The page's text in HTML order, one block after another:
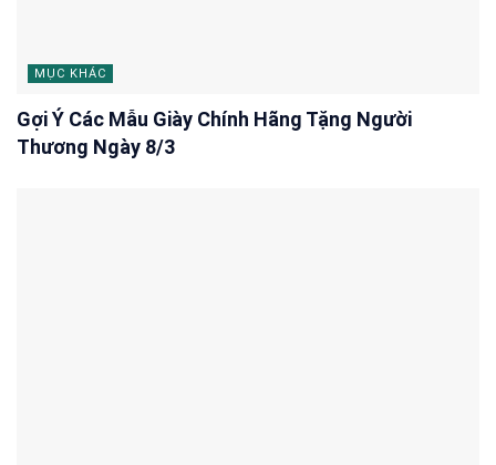
MỤC KHÁC
Gợi Ý Các Mẫu Giày Chính Hãng Tặng Người
Thương Ngày 8/3